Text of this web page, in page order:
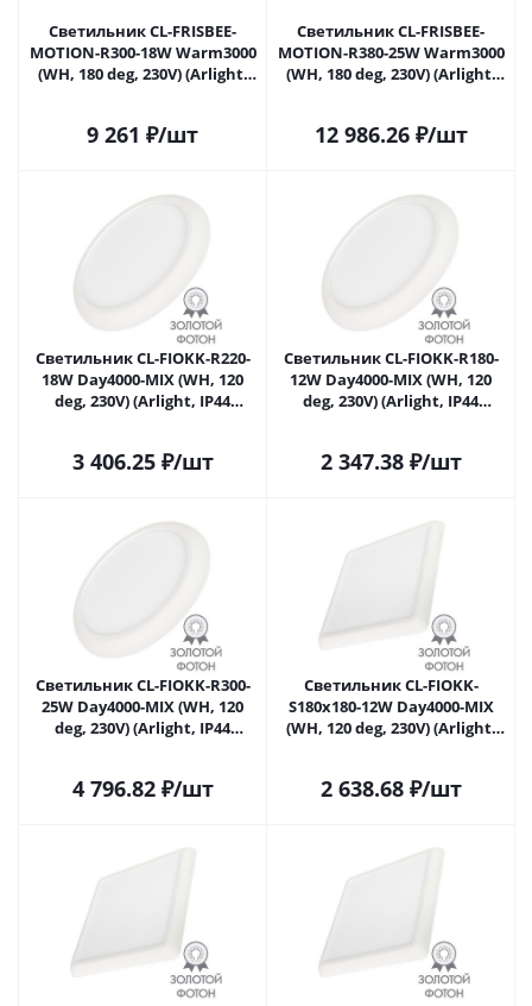
Светильник CL-FRISBEE-
MOTION-R300-18W Warm3000
(WH, 180 deg, 230V) (Arlight,
9 261 ₽/шт
Светильник CL-FRISBEE-
MOTION-R380-25W Warm3000
(WH, 180 deg, 230V) (Arlight,
12 986.26₽/шт
Светильник CL-FIOKK-R220-
18W Day4000-MIX (WH, 120
deg, 230V) (Arlight, IP44
3 406.25₽/шт
Светильник CL-FIOKK-R180-
12W Day4000-MIX (WH, 120
deg, 230V) (Arlight, IP44
2 347.38₽/шт
Светильник CL-FIOKK-R300-
25W Day4000-MIX (WH, 120
deg, 230V) (Arlight, IP44
4 796.82₽/шт
Светильник CL-FIOKK-
S180x180-12W Day4000-MIX
(WH, 120 deg, 230V) (Arlight,
2 638.68₽/шт